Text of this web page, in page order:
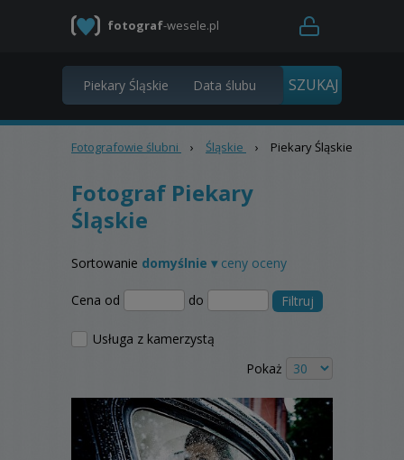
fotograf-wesele.pl
Fotografowie ślubni › Śląskie › Piekary Śląskie
Fotograf Piekary
Śląskie
Sortowanie domyślnie ▾ ceny oceny
Cena od do Filtruj
Usługa z kamerzystą
Pokaż